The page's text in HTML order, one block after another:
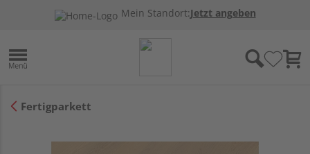
Mein Standort:Jetzt angeben
Fertigparkett